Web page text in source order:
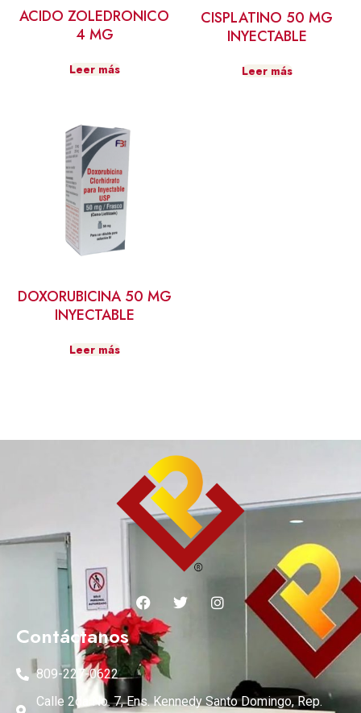
ACIDO ZOLEDRONICO
4 MG
Leer más
CISPLATINO 50 MG
INYECTABLE
Leer más
DOXORUBICINA 50 MG
INYECTABLE
Leer más
Contáctanos
809-227-0622
Calle 2da No. 7, Ens. Kennedy Santo Domingo, Rep.